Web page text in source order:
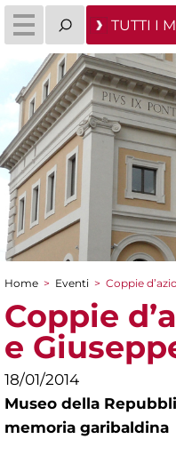
TUTTI I
Tu sei qui
Home > Eventi > Coppie
Coppie
e
18/01/2014
Museo della
memoria garibaldina